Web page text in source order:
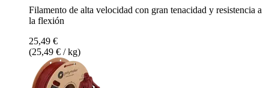
Filamento de alta velocidad con gran tenacidad y resistencia a
la flexión
25,49 €
(25,49 € / kg)